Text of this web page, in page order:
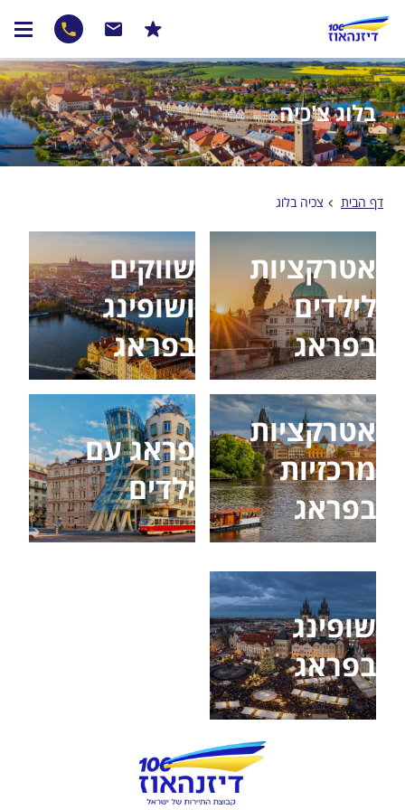
בלוג צ'כיה
דף הבית צכיה בלוג
אטרקציות
לילדים
בפראג
שווקים
ושופינג
בפראג
אטרקציות
מרכזיות
בפראג
פראג עם
ילדים
שופינג
בפראג